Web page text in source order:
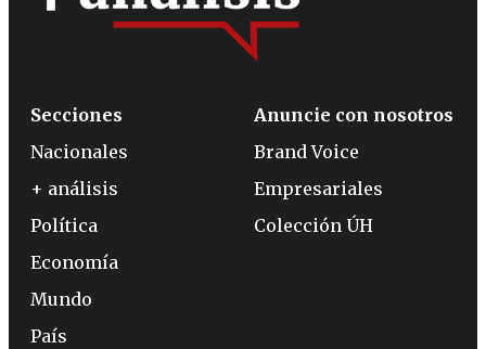
Secciones
Nacionales
+ análisis
Política
Economía
Mundo
País
Anuncie con nosotros
Brand Voice
Empresariales
Colección ÚH